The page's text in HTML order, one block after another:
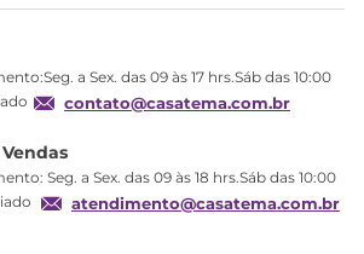
a Sex. das 09 às 17 hrs.Sáb das 10:00
contato@casatema.com.br
Seg. a Sex. das 09 às 18 hrs.Sáb das 10:00
atendimento@casatema.com.br